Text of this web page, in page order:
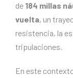
de 184 millas
vuelta, un
resistencia, la
tripulaciones.
En este